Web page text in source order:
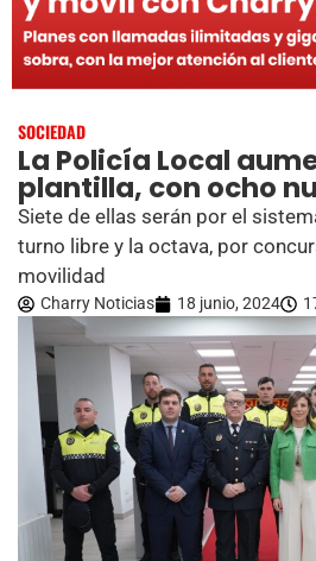
SOCIEDAD
La Policía Local
plantilla, con ocho
Siete de ellas serán por el
turno libre y la octava, por
movilidad
Charry Noticias 18 junio, 2024